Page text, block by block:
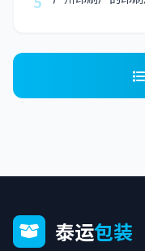
泰运包装